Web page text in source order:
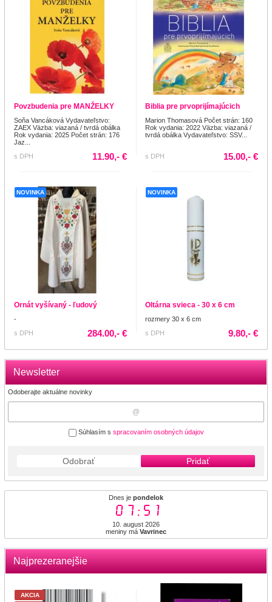
Newsletter
Odoberajte aktuálne novinky
Súhlasím s spracovaním osobných údajov
Odobrať Pridať
Dnes je pondelok
07:51
10. august 2026
meniny má Vavrinec
Najprezeranejšie
AKCIA
Povzbudenia pre MANŽELKY
Soňa Vancáková Vydavateľstvo:
ZAEX Väzba: viazaná / tvrdá obálka
Rok vydania: 2025 Počet strán: 176
Jaz...
s DPH
11.90,- €
Biblia pre prvoprijímajúcich
Marion Thomasová Počet strán: 160
Rok vydania: 2022 Väzba: viazaná /
tvrdá obálka Vydavateľstvo: SSV...
s DPH 15.00,- €
NOVINKA
Ornát vyšívaný - ľudový
-
s DPH
284.00,- €
NOVINKA
Oltárna svieca - 30 x 6 cm
rozmery 30 x 6 cm
s DPH
9.80,- €